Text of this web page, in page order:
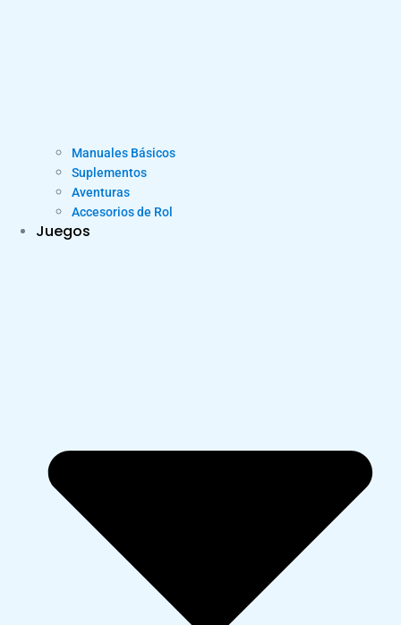
Manuales Básicos
Suplementos
Aventuras
Accesorios de Rol
Juegos